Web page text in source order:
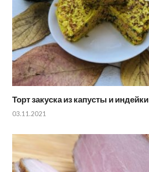
Торт закуска из капусты и индейки
03.11.2021